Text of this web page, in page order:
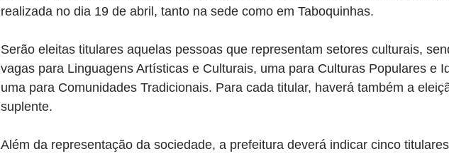
realizada no dia 19 de abril, tanto na sede como em Taboquinhas.
Serão eleitas titulares aquelas pessoas que representam setores culturais,
vagas para Linguagens Artísticas e Culturais, uma para Culturas Populares e
uma para Comunidades Tradicionais. Para cada titular, haverá também a
suplente.
Além da representação da sociedade, a prefeitura deverá indicar cinco